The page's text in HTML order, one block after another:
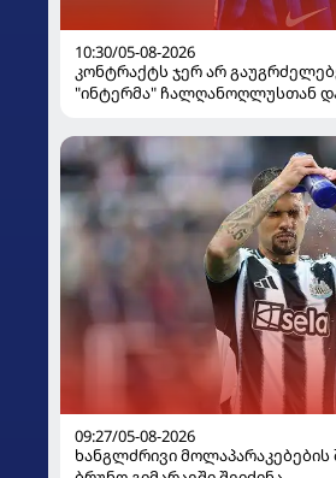
10:30/05-08-2026
კონტრაქტს ჯერ არ
"ინტერმა" ჩალღანოღლუსთან
09:27/05-08-2026
ხანგლძრივი